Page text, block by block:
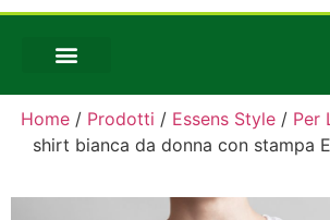
Home / Prodotti / Essens Style / Per
shirt bianca da donna con stampa